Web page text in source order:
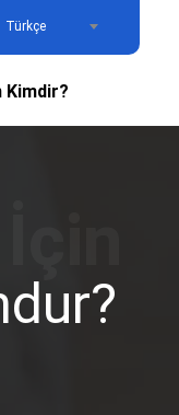
Türkçe
Kimdir?